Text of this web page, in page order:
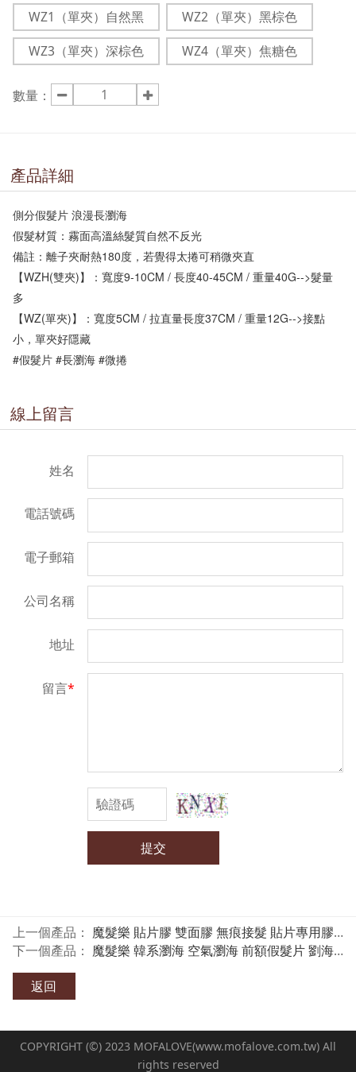
WZ1（單夾）自然黑
WZ2（單夾）黑棕色
WZ3（單夾）深棕色
WZ4（單夾）焦糖色
數量：
產品詳細
側分假髮片 浪漫長瀏海
假髮材質：霧面高溫絲髮質自然不反光
備註：離子夾耐熱180度，若覺得太捲可稍微夾直
【WZH(雙夾)】：寬度9-10CM / 長度40-45CM / 重量40G-->髮量
多
【WZ(單夾)】：寬度5CM / 拉直量長度37CM / 重量12G-->接點
小，單夾好隱藏
#假髮片 #長瀏海 #微捲
線上留言
姓名
電話號碼
電子郵箱
公司名稱
地址
留言*
提交
上一個產品： 魔髮樂 貼片膠 雙面膠 無痕接髮 貼片專用膠 寬2CM
下一個產品： 魔髮樂 韓系瀏海 空氣瀏海 前額假髮片 劉海髮片 B011
返回
COPYRIGHT (©) 2023 MOFALOVE(www.mofalove.com.tw) All
rights reserved